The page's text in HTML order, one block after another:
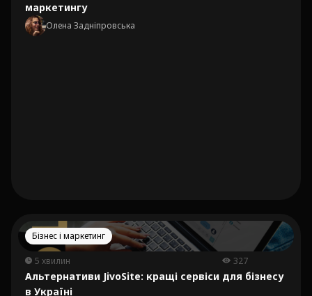
маркетингу
Олена Задніпровська
Бізнес і маркетинг
5 хвилин 327
Альтернативи JivoSite: кращі сервіси для бізнесу
в Україні